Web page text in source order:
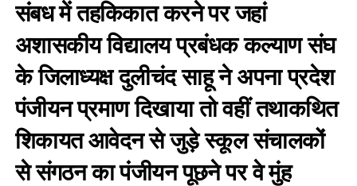
संबध में तहकिकात करने पर जहां
अशासकीय विद्यालय प्रबंधक कल्याण संघ
के जिलाध्यक्ष दुलीचंद साहू ने अपना प्रदेश
पंजीयन प्रमाण दिखाया तो वहीं तथाकथित
शिकायत आवेदन से जुड़े स्कूल संचालकों
से संगठन का पंजीयन पूछने पर वे मुंह